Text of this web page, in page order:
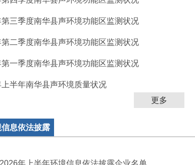
三季度南华县声环境功能区监测状况
二季度南华县声环境功能区监测状况
一季度南华县声环境功能区监测状况
半年南华县声环境质量状况
更多
息依法披露
年上半年环境信息依法披露企业名单